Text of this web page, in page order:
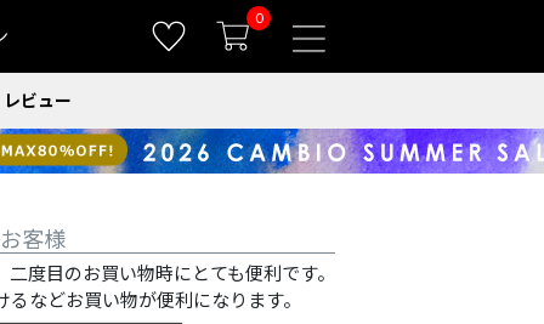
0
レビュー
客様
度目のお買い物時にとても便利です。
などお買い物が便利になります。